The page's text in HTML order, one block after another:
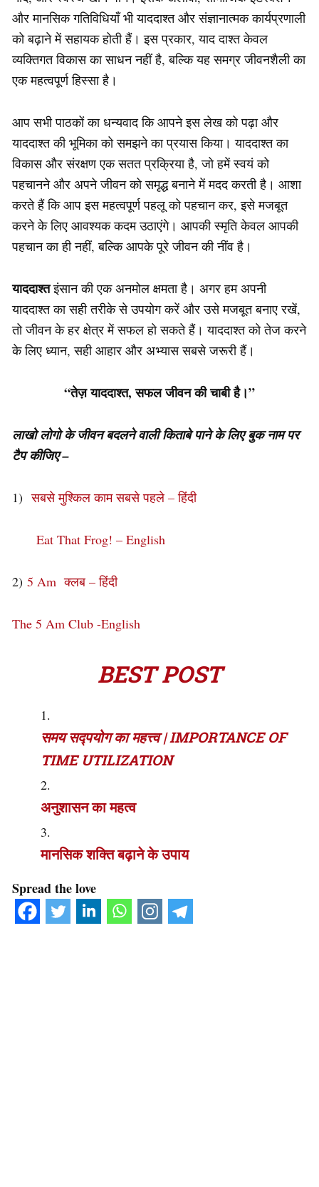
और मानसिक गतिविधियाँ भी याददाश्त और संज्ञानात्मक कार्यप्रणाली
को बढ़ाने में सहायक होती हैं। इस प्रकार, याद दाश्त केवल
व्यक्तिगत विकास का साधन नहीं है, बल्कि यह समग्र जीवनशैली का
एक महत्वपूर्ण हिस्सा है।
आप सभी पाठकों का धन्यवाद कि आपने इस लेख को पढ़ा और
याददाश्त की भूमिका को समझने का प्रयास किया। याददाश्त का
विकास और संरक्षण एक सतत प्रक्रिया है, जो हमें स्वयं को
पहचानने और अपने जीवन को समृद्ध बनाने में मदद करती है। आशा
करते हैं कि आप इस महत्वपूर्ण पहलू को पहचान कर, इसे मजबूत
करने के लिए आवश्यक कदम उठाएंगे। आपकी स्मृति केवल आपकी
पहचान का ही नहीं, बल्कि आपके पूरे जीवन की नींव है।
याददाश्तइंसान की एक अनमोल क्षमता है। अगर हम अपनी
याददाश्त का सही तरीके से उपयोग करें और उसे मजबूत बनाए रखें,
तो जीवन के हर क्षेत्र में सफल हो सकते हैं। याददाश्त को तेज करने
के लिए ध्यान, सही आहार और अभ्यास सबसे जरूरी हैं।
“तेज़ याददाश्त, सफल जीवन की चाबी है।”
लाखो लोगो के जीवन बदलने वाली किताबे पाने के लिए बुक नाम पर
टैप कीजिए –
1)सबसे मुश्किल काम सबसे पहले – हिंदी
Eat That Frog! – English
2) 5 Am क्लब – हिंदी
The 5 Am Club -English
BEST POST
समय सद्पयोग का महत्त्व | IMPORTANCE OF
TIME UTILIZATION
अनुशासन का महत्व
मानसिक शक्ति बढ़ाने के उपाय
Spread the love